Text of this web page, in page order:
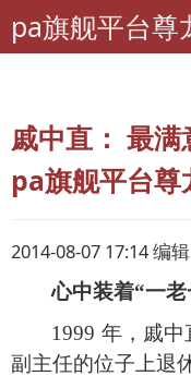
pa旗舰平台尊
pa旗舰平台尊龙 老年期刊
戚中直： 最
pa旗舰平台尊
2014-08-07 17:14 编
心中装着“一
1999 年，戚中
副主任的位子上退